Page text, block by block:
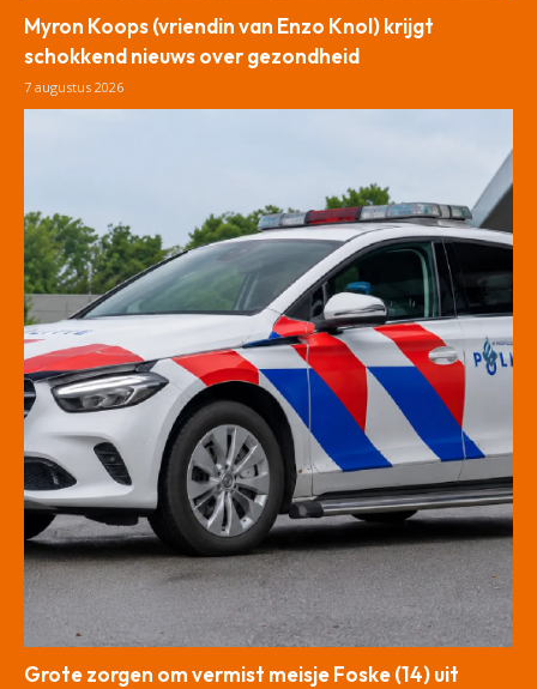
Myron Koops (vriendin van Enzo Knol) krijgt
schokkend nieuws over gezondheid
7 augustus 2026
Grote zorgen om vermist meisje Foske (14) uit